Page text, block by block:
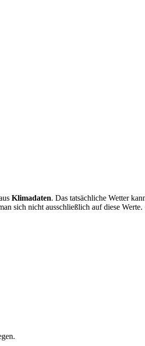
Klimadaten. Das tatsächliche Wetter
sich nicht ausschließlich auf diese Werte.